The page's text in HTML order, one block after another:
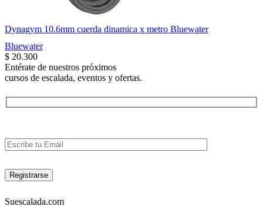
Dynagym 10.6mm cuerda dinamica x metro Bluewater
Bluewater
$ 20.300
Entérate de nuestros próximos
cursos de escalada, eventos y ofertas.
Suescalada.com